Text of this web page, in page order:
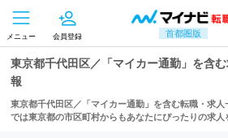
首都圏版
メニュー 会員登録
東京都千代田区／「マイカー通勤」を含
報
東京都千代田区／「マイカー通勤」を含む転職・求
では東京都の市区町村からもあなたにぴったりの求人